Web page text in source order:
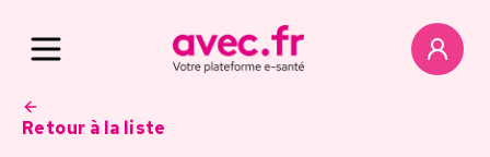
Retour à la liste